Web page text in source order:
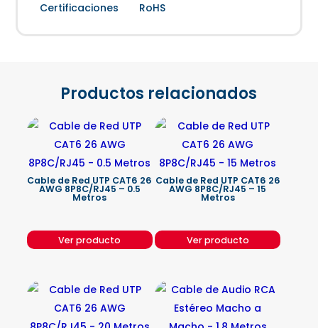
Certificaciones
RoHS
Productos relacionados
Cable de Red UTP CAT6 26
AWG 8P8C/RJ45 – 0.5
Metros
Ver producto
Cable de Red UTP CAT6 26
AWG 8P8C/RJ45 – 15
Metros
Ver producto